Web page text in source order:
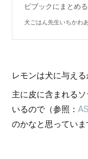
ピブックにまとめ
犬ごはん先生いちかわ
レモンは犬に与え
主に皮に含まれる
いるので（参照：
のかなと思っていま